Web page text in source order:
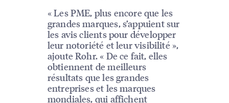
« Les PME, plus encore que les
grandes marques, s’appuient sur
les avis clients pour développer
leur notoriété et leur visibilité »,
ajoute Rohr. « De ce fait, elles
obtiennent de meilleurs
résultats que les grandes
entreprises et les marques
mondiales, qui affichent